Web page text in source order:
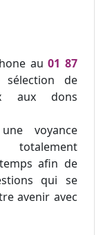
au01 87
de
aux dons
voyance
afin de
qui se
avenir avec